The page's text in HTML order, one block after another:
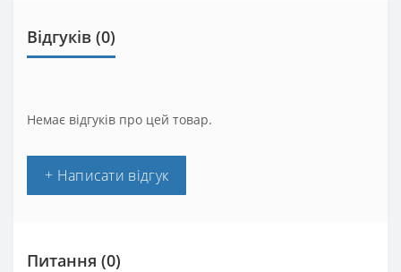
Відгуків (0)
Немає відгуків про цей товар.
+ Написати відгук
Питання (0)